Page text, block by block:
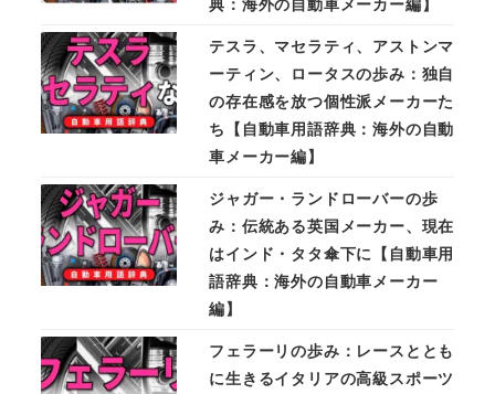
テスラ、マセラティ、アストンマ
ーティン、ロータスの歩み：独自
の存在感を放つ個性派メーカーた
ち【自動車用語辞典：海外の自動
車メーカー編】
ジャガー・ランドローバーの歩
み：伝統ある英国メーカー、現在
はインド・タタ傘下に【自動車用
語辞典：海外の自動車メーカー
編】
フェラーリの歩み：レースととも
に生きるイタリアの高級スポーツ